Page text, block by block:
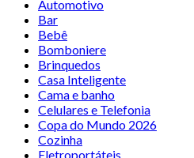
Automotivo
Bar
Bebê
Bomboniere
Brinquedos
Casa Inteligente
Cama e banho
Celulares e Telefonia
Copa do Mundo 2026
Cozinha
Eletroportáteis